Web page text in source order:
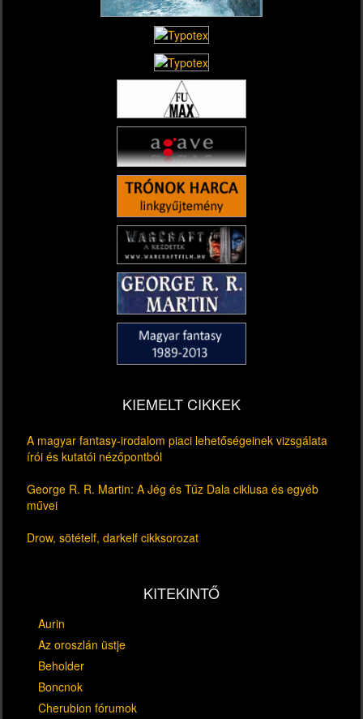
KIEMELT CIKKEK
A magyar fantasy-irodalom piaci lehetőségeinek vizsgálata
írói és kutatói nézőpontból
George R. R. Martin: A Jég és Tűz Dala ciklusa és egyéb
művei
Drow, sötételf, darkelf cikksorozat
KITEKINTŐ
Aurin
Az oroszlán üstje
Beholder
Boncnok
Cherubion fórumok